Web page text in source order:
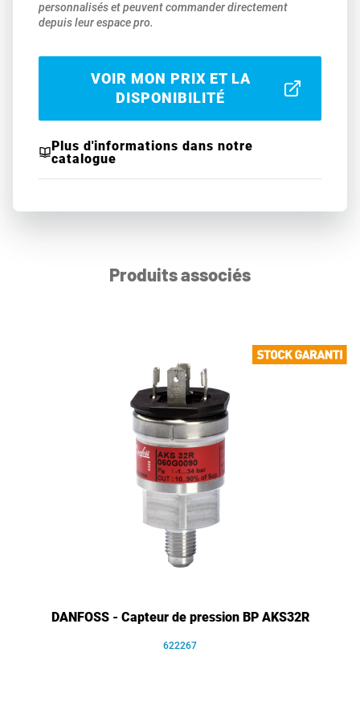
personnalisés et peuvent commander directement
depuis leur espace pro.
VOIR MON PRIX ET LA
DISPONIBILITÉ
Plus d'informations dans notre
catalogue
Produits associés
DANFOSS - Capteur de pression BP AKS32R
622267